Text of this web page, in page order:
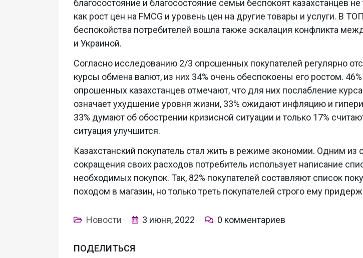
благосостояние и благосостояние семьи беспокоят казахстанцев не
как рост цен на FMCG и уровень цен на другие товары и услуги. В
беспокойства потребителей вошла также эскалация конфликта
и Украиной.
Согласно исследованию 2/3 опрошенных покупателей регулярно
курсы обмена валют, из них 34% очень обеспокоены его ростом. 46%
опрошенных казахстанцев отмечают, что для них послабление курса
означает ухудшение уровня жизни, 33% ожидают инфляцию и
33% думают об обострении кризисной ситуации и только 17%
ситуация улучшится.
Казахстанский покупатель стал жить в режиме экономии. Одним из
сокращения своих расходов потребитель использует написание
необходимых покупок. Так, 82% покупателей составляют список
походом в магазин, но только треть покупателей строго ему
Новости 3 июня, 2022 0 комментариев
ПОДЕЛИТЬСЯ